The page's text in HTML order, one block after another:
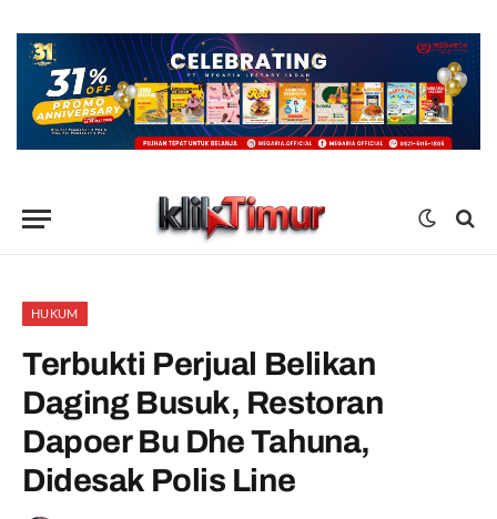
HUKUM
Terbukti Perjual Belikan
Daging Busuk, Restoran
Dapoer Bu Dhe Tahuna,
Didesak Polis Line